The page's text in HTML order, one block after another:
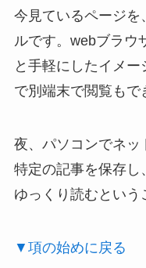
今見ているページを
ルです。webブラウ
と手軽にしたイメ
で別端末で閲覧もで
夜、パソコンでネッ
特定の記事を保存し
ゆっくり読むとい
▼項の始めに戻る